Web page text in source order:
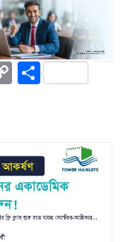
CopyShare